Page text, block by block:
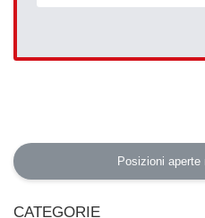
Posizioni aperte
CATEGORIE